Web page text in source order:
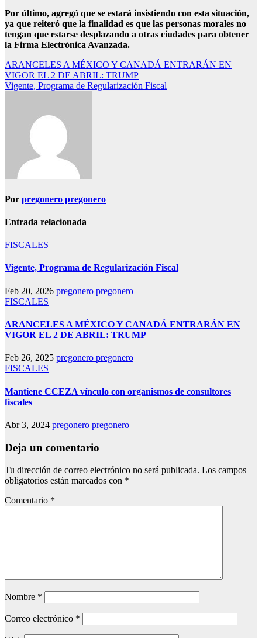
Por último, agregó que se estará insistiendo con esta situación,
ya que reiteró que la finalidad es que las personas morales no
tengan que estarse desplazando a otras ciudades para obtener
la Firma Electrónica Avanzada.
Navegación
de
ARANCELES A MÉXICO Y CANADÁ ENTRARÁN EN
VIGOR EL 2 DE ABRIL: TRUMP
Vigente, Programa de Regularización Fiscal
Por pregonero pregonero
Entrada relacionada
FISCALES
Vigente, Programa de Regularización Fiscal
Feb 20, 2026 pregonero pregonero
FISCALES
ARANCELES A MÉXICO Y CANADÁ ENTRARÁN EN
VIGOR EL 2 DE ABRIL: TRUMP
Feb 26, 2025 pregonero pregonero
FISCALES
Mantiene CCEZA vínculo con organismos de consultores
fiscales
Abr 3, 2024 pregonero pregonero
Deja un comentario
Tu dirección de correo electrónico no será publicada. Los campos
obligatorios están marcados con *
Comentario *
Nombre *
Correo electrónico *